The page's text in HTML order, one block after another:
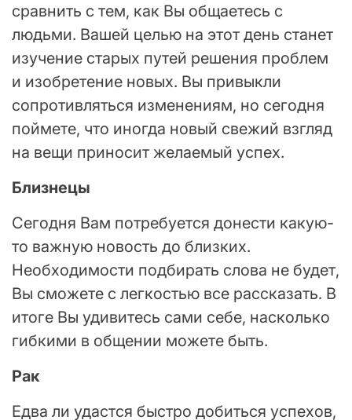
сравнить с тем, как Вы общаетесь с
людьми. Вашей целью на этот день станет
изучение старых путей решения проблем
и изобретение новых. Вы привыкли
сопротивляться изменениям, но сегодня
поймете, что иногда новый свежий взгляд
на вещи приносит желаемый успех.
Близнецы
Сегодня Вам потребуется донести какую-
то важную новость до близких.
Необходимости подбирать слова не будет,
Вы сможете с легкостью все рассказать. В
итоге Вы удивитесь сами себе, насколько
гибкими в общении можете быть.
Рак
Едва ли удастся быстро добиться успехов,